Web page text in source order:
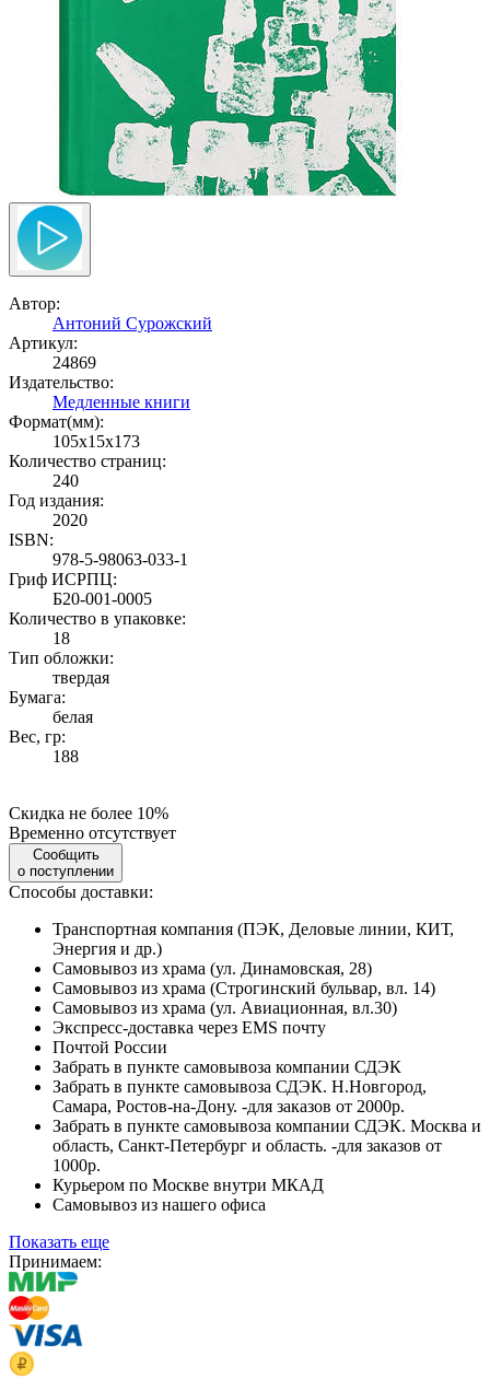
Автор:
Антоний Сурожский
Артикул:
24869
Издательство:
Медленные книги
Формат(мм):
105x15x173
Количество страниц:
240
Год издания:
2020
ISBN:
978-5-98063-033-1
Гриф ИСРПЦ:
Б20-001-0005
Количество в упаковке:
18
Тип обложки:
твердая
Бумага:
белая
Вес, гр:
188
Скидка не более 10%
Временно отсутствует
Сообщить
о поступлении
Способы доставки:
Транспортная компания (ПЭК, Деловые линии, КИТ,
Энергия и др.)
Самовывоз из храма (ул. Динамовская, 28)
Самовывоз из храма (Строгинский бульвар, вл. 14)
Самовывоз из храма (ул. Авиационная, вл.30)
Экспресс-доставка через EMS почту
Почтой России
Забрать в пункте самовывоза компании СДЭК
Забрать в пункте самовывоза СДЭК. Н.Новгород,
Самара, Ростов-на-Дону. -для заказов от 2000р.
Забрать в пункте самовывоза компании СДЭК. Москва и
область, Санкт-Петербург и область. -для заказов от
1000р.
Курьером по Москве внутри МКАД
Самовывоз из нашего офиса
Показать еще
Принимаем: